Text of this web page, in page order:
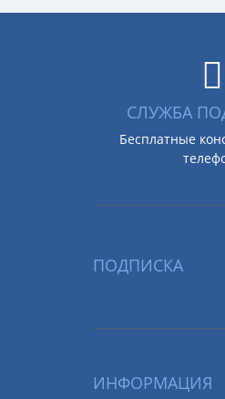
СЛУЖБА
Бесплатные
ПОДПИСКА
ИНФОРМАЦИЯ